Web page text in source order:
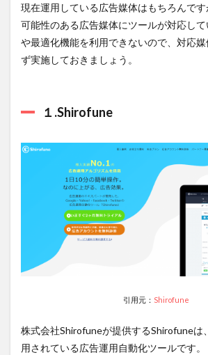
現在運用している広告媒体はもちろんで
可能性のある広告媒体にツールが対応し
や最適化機能を利用できないので、対応
ず実施しておきましょう。
１.Shirofune
引用元： Shirofune
株式会社Shirofuneが提供するShirofuneは
用されている広告運用自動化ツールです。